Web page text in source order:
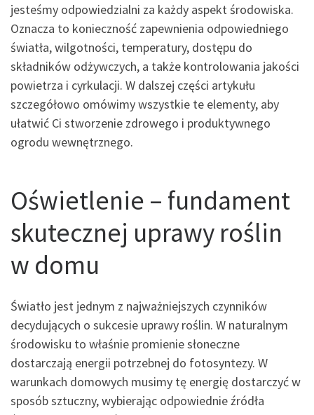
jesteśmy odpowiedzialni za każdy aspekt środowiska.
Oznacza to konieczność zapewnienia odpowiedniego
światła, wilgotności, temperatury, dostępu do
składników odżywczych, a także kontrolowania jakości
powietrza i cyrkulacji. W dalszej części artykułu
szczegółowo omówimy wszystkie te elementy, aby
ułatwić Ci stworzenie zdrowego i produktywnego
ogrodu wewnętrznego.
Oświetlenie – fundament
skutecznej uprawy roślin
w domu
Światło jest jednym z najważniejszych czynników
decydujących o sukcesie uprawy roślin. W naturalnym
środowisku to właśnie promienie słoneczne
dostarczają energii potrzebnej do fotosyntezy. W
warunkach domowych musimy tę energię dostarczyć w
sposób sztuczny, wybierając odpowiednie źródła